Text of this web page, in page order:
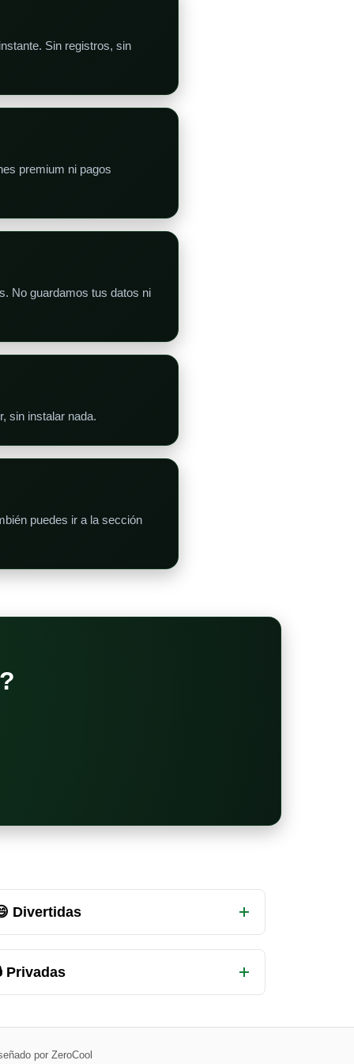
Sin registros, sin
premium ni pagos
No guardamos tus datos ni
sin instalar nada.
puedes ir a la sección
Divertidas
Privadas
por ZeroCool